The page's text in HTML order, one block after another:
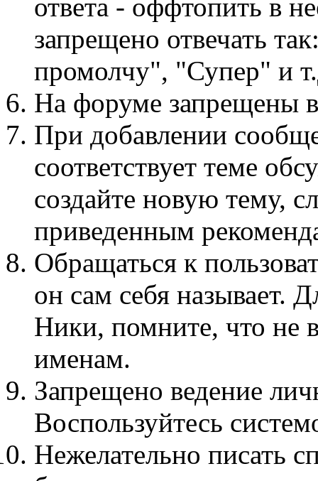
ответа - оффтопить в
запрещено отвечать
промолчу", "Супер" и
На форуме запрещены
При добавлении
соответствует теме
создайте новую тему,
приведенным
Обращаться к
он сам себя называет.
Ники, помните, что не
именам.
Запрещено ведение
Воспользуйтесь
Нежелательно